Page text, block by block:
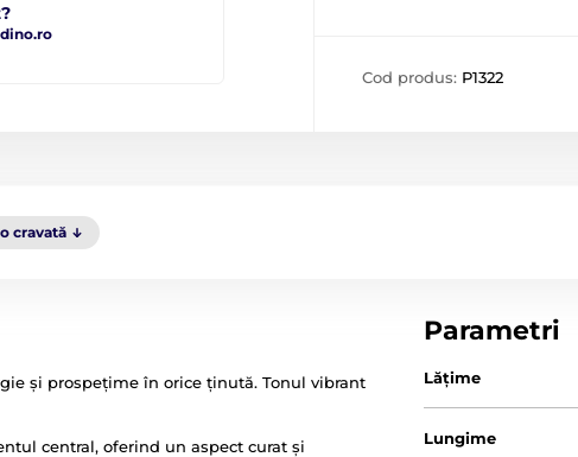
Cod produs: P1322
cravată
și prospețime în orice ținută. Tonul vibrant
central, oferind un aspect curat și
Parametri
Lăţime
Lungime